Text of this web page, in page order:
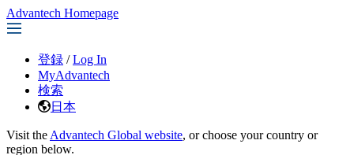
Advantech Homepage
登録 / Log In
MyAdvantech
検索
日本
Visit the Advantech Global website, or choose your country or
region below.